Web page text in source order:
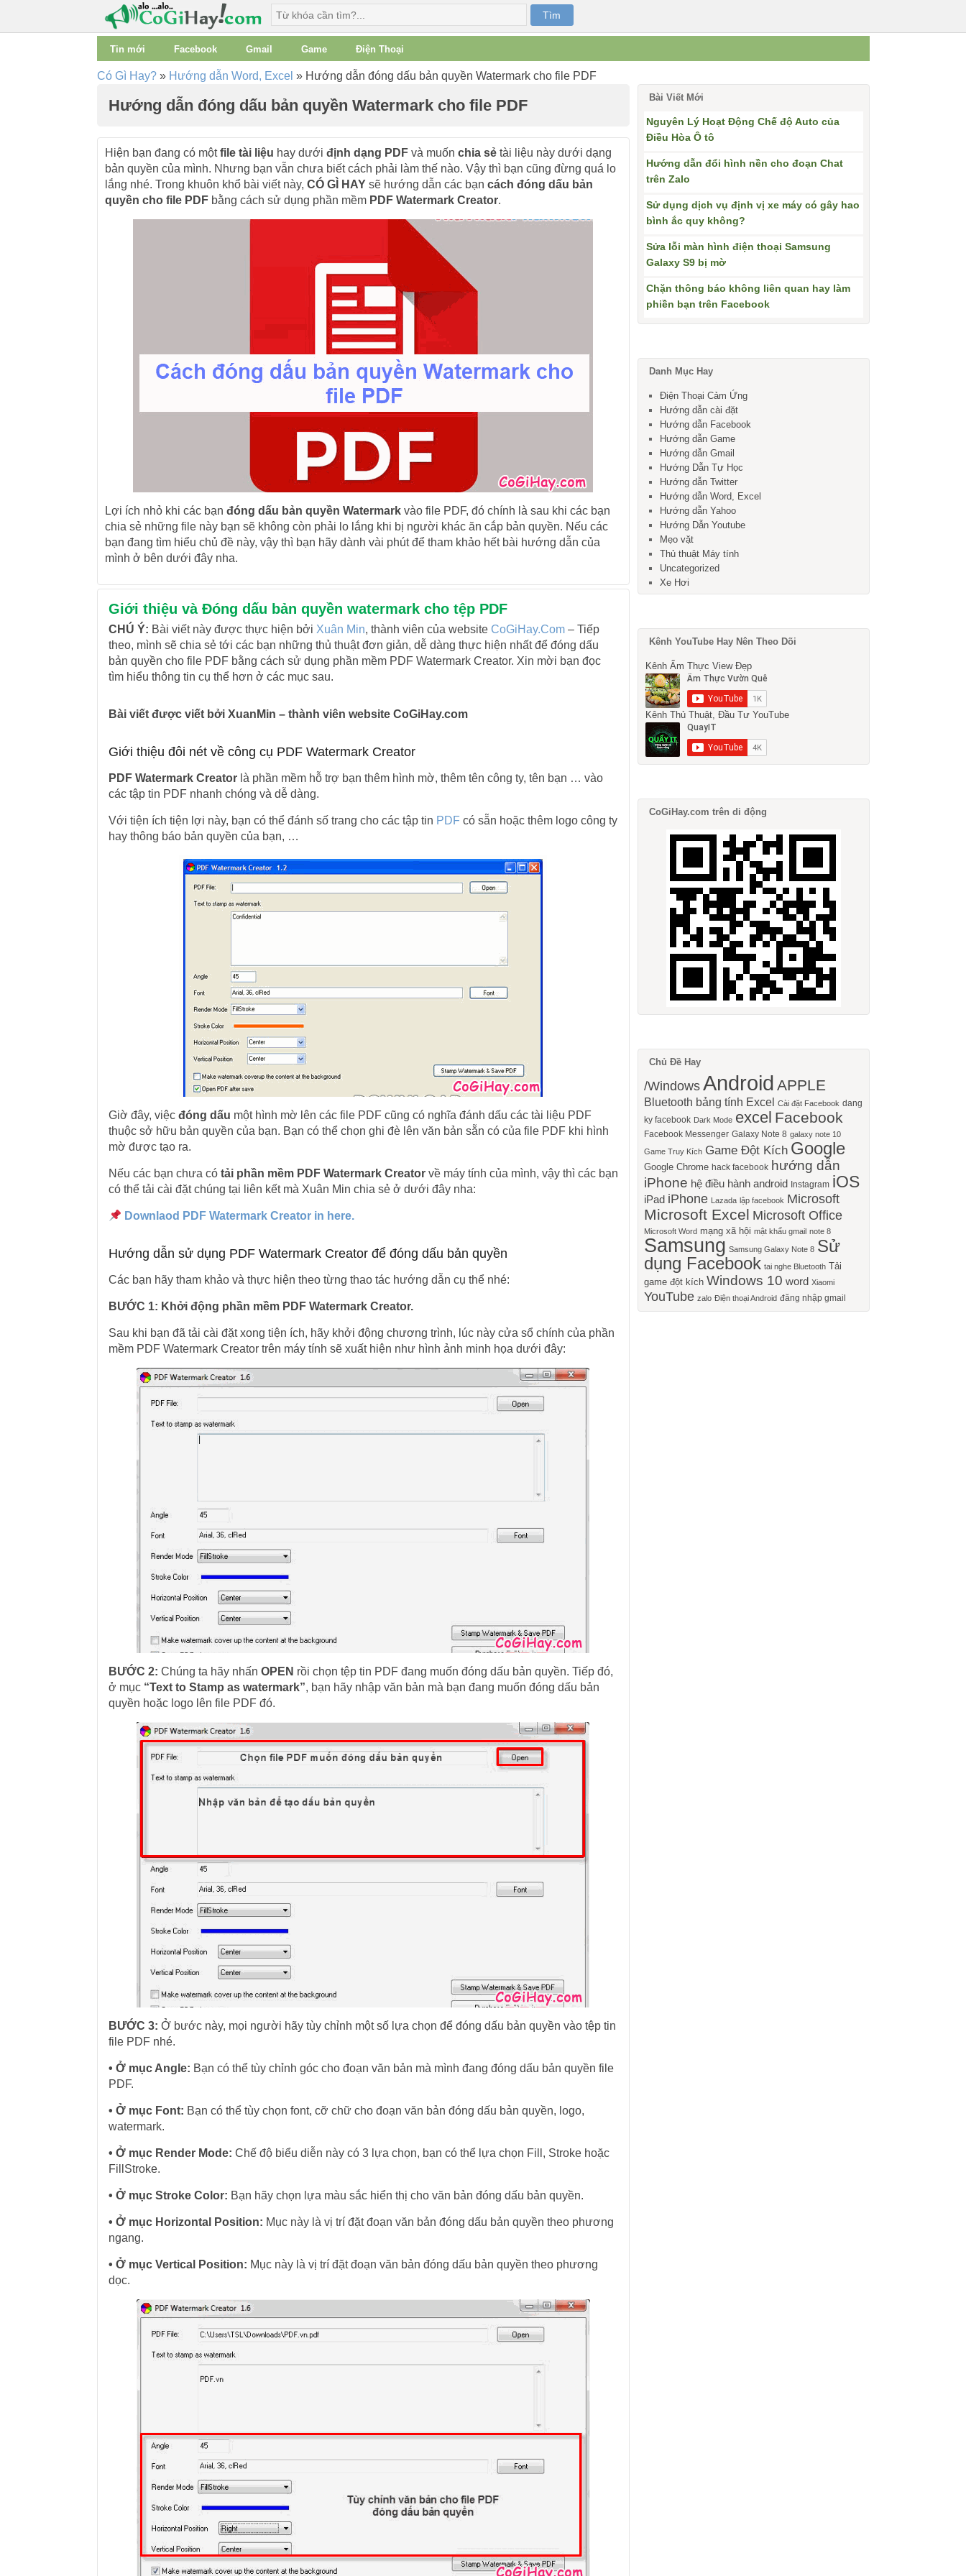
Tin mới Facebook Gmail Game Điện Thoại
Có Gì Hay? » Hướng dẫn Word, Excel »Hướng dẫn đóng dấu bản quyền Watermark cho file PDF
Hướng dẫn đóng dấu bản quyền Watermark cho file PDF
Hiện bạn đang có mộtfile tài liệu hay dưới định dạng PDFvà muốn chia sẻtài liệu này dưới dạng
bản quyền của mình. Nhưng bạn vẫn chưa biết cách phải làm thế nào. Vậy thì bạn cũng đừng quá lo
lắng nhé. Trong khuôn khổ bài viết này, CÓ GÌ HAYsẽ hướng dẫn các bạn cách đóng dấu bản
quyền cho file PDFbằng cách sử dụng phần mềm PDF Watermark Creator.
Lợi ích nhỏ khi các bạn đóng dấu bản quyền Watermarkvào file PDF, đó chính là sau khi các bạn
chia sẻ những file này bạn sẽ không còn phải lo lắng khi bị người khác ăn cắp bản quyền. Nếu các
bạn đang tìm hiểu chủ đề này, vậy thì bạn hãy dành vài phút để tham khảo hết bài hướng dẫn của
mình ở bên dưới đây nha.
Giới thiệu và Đóng dấu bản quyền watermark cho tệp PDF
CHÚ Ý: Bài viết này được thực hiện bởi Xuân Min, thành viên của website CoGiHay.Com– Tiếp
theo, mình sẽ chia sẻ tới các bạn những thủ thuật đơn giản, dễ dàng thực hiện nhất để đóng dấu
bản quyền cho file PDF bằng cách sử dụng phần mềm PDF Watermark Creator. Xin mời bạn đọc
tìm hiểu thông tin cụ thể hơn ở các mục sau.
Bài viết được viết bởi XuanMin – thành viên website CoGiHay.com
Giới thiệu đôi nét về công cụ PDF Watermark Creator
PDF Watermark Creatorlà phần mềm hỗ trợ bạn thêm hình mờ, thêm tên công ty, tên bạn … vào
các tập tin PDF nhanh chóng và dễ dàng.
Với tiện ích tiện lợi này, bạn có thể đánh số trang cho các tập tin PDF có sẵn hoặc thêm logo công ty
hay thông báo bản quyền của bạn, …
Giờ đây, việc đóng dấu một hình mờ lên các file PDF cũng có nghĩa đánh dấu các tài liệu PDF
thuộc sở hữu bản quyền của bạn. Bạn có thể chọn ghi đè lên văn bản sẵn có của file PDF khi hình
mờ được tạo ra.
Nếu các bạn chưa có tải phần mềm PDF Watermark Creatorvề máy tính của mình, vậy thì các bạn
có thể tải cài đặt chúng tại liên kết mà Xuân Min chia sẻ ở dưới đây nha:
Downlaod PDF Watermark Creator in here.
Hướng dẫn sử dụng PDF Watermark Creator để đóng dấu bản quyền
Các bạn hãy tham khảo và thực hiện theo từng thao tác hướng dẫn cụ thể nhé:
BƯỚC 1: Khởi động phần mềm PDF Watermark Creator.
Sau khi bạn đã tải cài đặt xong tiện ích, hãy khởi động chương trình, lúc này cửa sổ chính của phần
mềm PDF Watermark Creator trên máy tính sẽ xuất hiện như hình ảnh minh họa dưới đây:
BƯỚC 2: Chúng ta hãy nhấn OPEN rồi chọn tệp tin PDF đang muốn đóng dấu bản quyền. Tiếp đó,
ở mục “Text to Stamp as watermark”, bạn hãy nhập văn bản mà bạn đang muốn đóng dấu bản
quyền hoặc logo lên file PDF đó.
BƯỚC 3: Ở bước này, mọi người hãy tùy chỉnh một số lựa chọn để đóng dấu bản quyền vào tệp tin
file PDF nhé.
• Ở mục Angle: Bạn có thể tùy chỉnh góc cho đoạn văn bản mà mình đang đóng dấu bản quyền file
PDF.
• Ở mục Font: Bạn có thể tùy chọn font, cỡ chữ cho đoạn văn bản đóng dấu bản quyền, logo,
watermark.
• Ở mục Render Mode: Chế độ biểu diễn này có 3 lựa chọn, bạn có thể lựa chọn Fill, Stroke hoặc
FillStroke.
• Ở mục Stroke Color: Bạn hãy chọn lựa màu sắc hiển thị cho văn bản đóng dấu bản quyền.
• Ở mục Horizontal Position: Mục này là vị trí đặt đoạn văn bản đóng dấu bản quyền theo phương
ngang.
• Ở mục Vertical Position: Mục này là vị trí đặt đoạn văn bản đóng dấu bản quyền theo phương
dọc.
Bài Viết Mới
Nguyên Lý Hoạt Động Chế độ Auto của
Điều Hòa Ô tô
Hướng dẫn đổi hình nền cho đoạn Chat
trên Zalo
Sử dụng dịch vụ định vị xe máy có gây hao
bình ắc quy không?
Sửa lỗi màn hình điện thoại Samsung
Galaxy S9 bị mờ
Chặn thông báo không liên quan hay làm
phiền bạn trên Facebook
Danh Mục Hay
Điện Thoại Cảm Ứng
Hướng dẫn cài đặt
Hướng dẫn Facebook
Hướng dẫn Game
Hướng dẫn Gmail
Hướng Dẫn Tự Học
Hướng dẫn Twitter
Hướng dẫn Word, Excel
Hướng dẫn Yahoo
Hướng Dẫn Youtube
Mẹo vặt
Thủ thuật Máy tính
Uncategorized
Xe Hơi
Kênh YouTube Hay Nên Theo Dõi
Kênh Ẩm Thực View Đẹp
Kênh Thủ Thuật, Đầu Tư YouTube
CoGiHay.com trên di động
Chủ Đề Hay
/Windows Android APPLE
Bluetooth bảng tính Excel Cài đặt Facebook dang
ky facebook Dark Mode excel Facebook
Facebook Messenger Galaxy Note 8 galaxy note 10
Game Truy Kích Game Đột Kích Google
Google Chrome hack facebook hướng dẫn
iPhone hệ điều hành android Instagram iOS
iPad iPhone Lazada lập facebook Microsoft
Microsoft Excel Microsoft Office
Microsoft Word mạng xã hội mật khẩu gmail note 8
Samsung Samsung Galaxy Note 8 Sử
dụng Facebook tai nghe Bluetooth Tải
game đột kích Windows 10 word Xiaomi
YouTube zalo Điện thoại Android đăng nhập gmail